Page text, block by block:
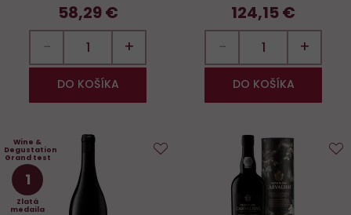
58,29 €
− +
DO KOŠÍKA
124,15 €
− +
DO KOŠÍKA
Wine &
Degustation
Grand test
1
Zlatá
medaila
obľúbených